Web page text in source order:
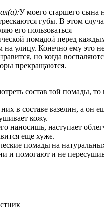
У моего старшего сына
губы. В этом
его пользоваться
помадой перед
на улицу. Конечно ему это не
но когда
прекращаются.
состав той помады, то
в составе вазелин, а он
кожу.
наносишь, наступает
еще хуже.
помады на
и помогают и не